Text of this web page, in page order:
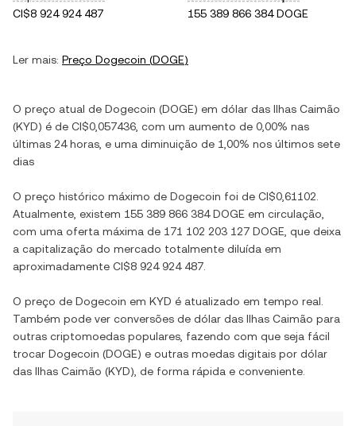
CI$8 924 924 487
155 389 866 384 DOGE
Ler mais: Preço Dogecoin (DOGE)
O preço atual de Dogecoin (DOGE) em dólar das Ilhas Caimão
(KYD) é de CI$0,057436 , com um aumento de 0,00% nas
últimas 24 horas, e uma diminuição de 1,00% nos últimos sete
dias
O preço histórico máximo de Dogecoin foi de CI$0,61102
Atualmente, existem 155 389 866 384 DOGE em circulação,
com uma oferta máxima de 171 102 203 127 DOGE , que deixa
a capitalização do mercado totalmente diluída em
aproximadamente CI$8 924 924 487
O preço de Dogecoin em KYD é atualizado em tempo real.
Também pode ver conversões de dólar das Ilhas Caimão para
outras criptomoedas populares, fazendo com que seja fácil
trocar Dogecoin (DOGE) e outras moedas digitais por dólar
das Ilhas Caimão (KYD), de forma rápida e conveniente.